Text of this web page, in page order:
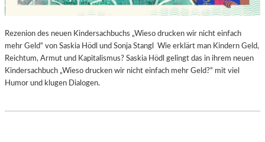
Rezenion des neuen Kindersachbuchs „Wieso drucken wir nicht einfach
mehr Geld“ von Saskia Hödl und Sonja Stangl Wie erklärt man Kindern Geld,
Reichtum, Armut und Kapitalismus? Saskia Hödl gelingt das in ihrem neuen
Kindersachbuch „Wieso drucken wir nicht einfach mehr Geld?“ mit viel
Humor und klugen Dialogen.